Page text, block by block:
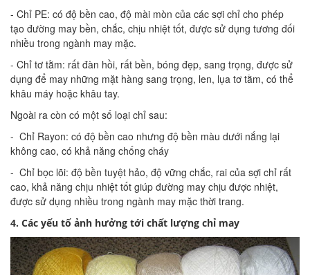
- Chỉ PE: có độ bền cao, độ mài mòn của các sợi chỉ cho phép
tạo đường may bền, chắc, chịu nhiệt tốt, được sử dụng tương đối
nhiều trong ngành may mặc.
- Chỉ tơ tằm: rất đàn hồi, rất bền, bóng đẹp, sang trọng, được sử
dụng để may những mặt hàng sang trọng, len, lụa tơ tằm, có thể
khâu máy hoặc khâu tay.
Ngoài ra còn có một số loại chỉ sau:
- Chỉ Rayon: có độ bền cao nhưng độ bền màu dưới nắng lại
không cao, có khả năng chống cháy
- Chỉ bọc lõi: độ bền tuyệt hảo, độ vững chắc, rai của sợi chỉ rất
cao, khả năng chịu nhiệt tốt giúp đường may chịu được nhiệt,
được sử dụng nhiều trong ngành may mặc thời trang.
4. Các yếu tố ảnh hưởng tới chất lượng chỉ may